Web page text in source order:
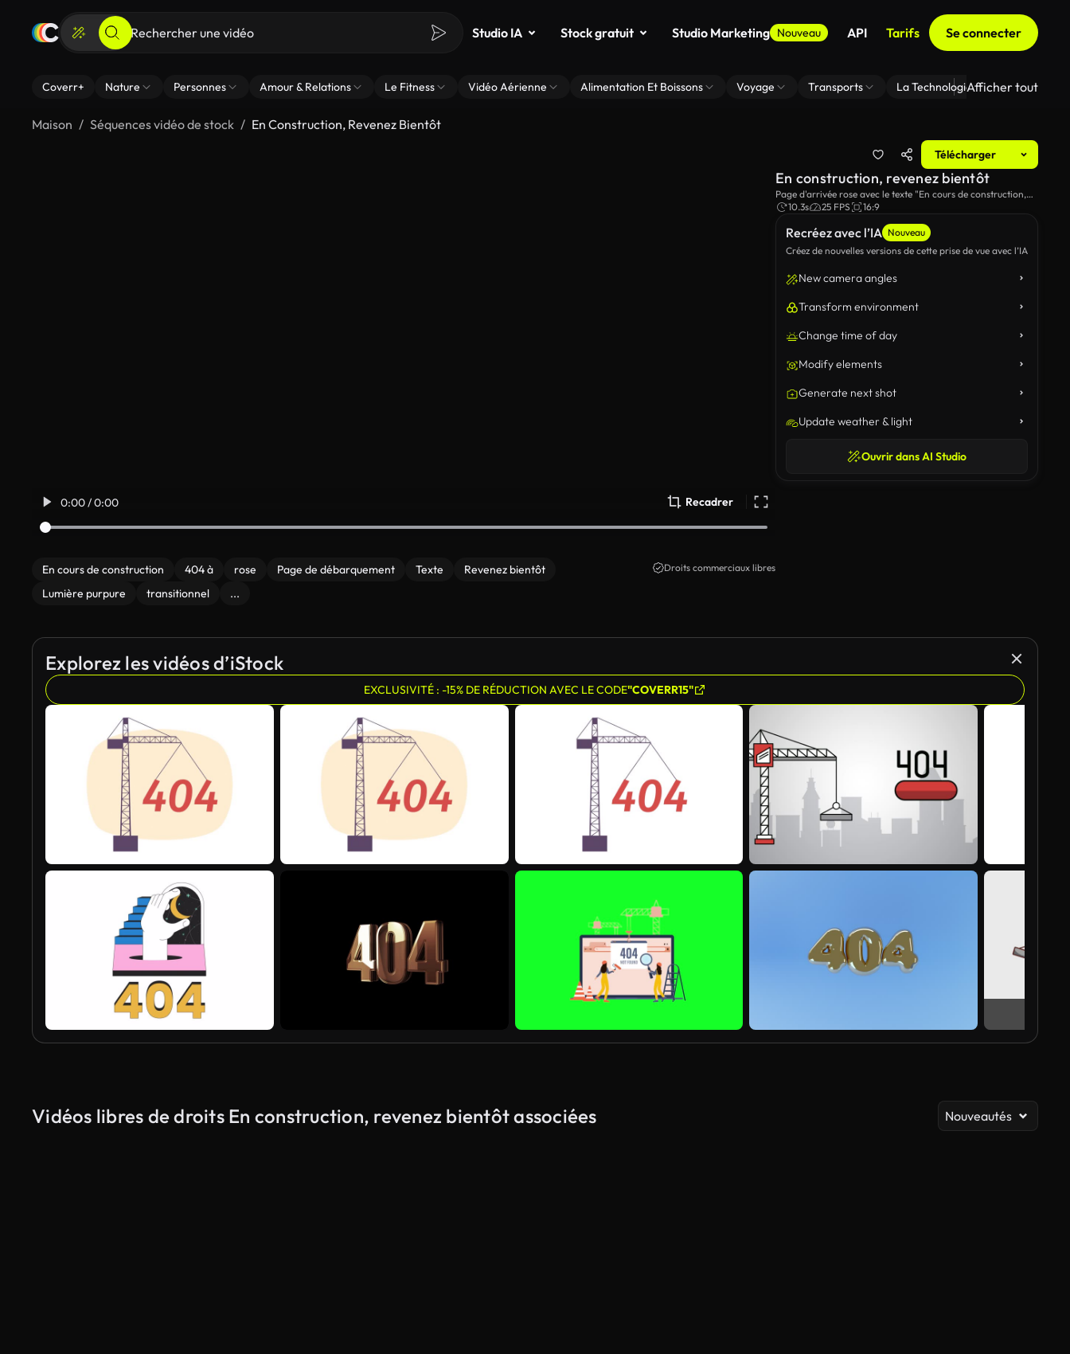
Studio IA Stock gratuit Studio Marketing Nouveau API Tarifs Se connecter
Coverr+ Nature Personnes Amour & Relations Le Fitness Vidéo Aérienne Alimentation Et Boissons Voyage Transports La Technologie Zoom En
Afficher tout
Maison Séquences vidéo de stock En Construction, Revenez Bientôt
Télécharger
0:00 / 0:00 Recadrer
En cours de construction 404 à rose Page de débarquement Texte
Revenez bientôt
Lumière purpure
transitionnel ...
Droits commerciaux libres
Recréez avec l’IA Nouveau
Créez de nouvelles versions de cette prise de vue avec l’IA
New camera angles
Transform environment
Change time of day
Modify elements
Generate next shot
Update weather & light
Ouvrir dans AI Studio
En construction, revenez bientôt
Page d'arrivée rose avec le texte "En cours de construction,
revenez bientôt!".
10.3s 25 FPS 16:9
Explorez les vidéos d’iStock
EXCLUSIVITÉ : -15% DE RÉDUCTION AVEC LE CODE"COVERR15"
Vidéos libres de droits En construction, revenez bientôt associées Nouveautés